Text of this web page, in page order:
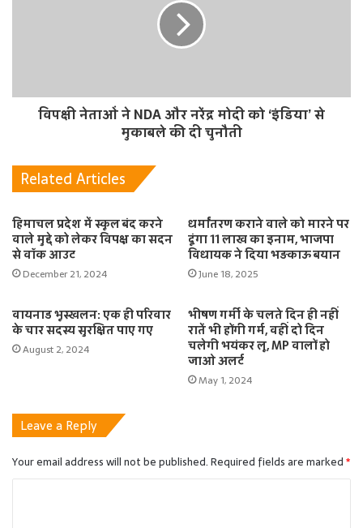
विपक्षी नेताओं ने NDA और नरेंद्र मोदी को ‘इंडिया’ से
मुकाबले की दी चुनौती
Related Articles
हिमाचल प्रदेश में स्कूल बंद करने
वाले मुद्दे को लेकर विपक्ष का सदन
से वॉक आउट
December 21, 2024
धर्मांतरण कराने वाले को मारने पर
दूंगा 11 लाख का इनाम, भाजपा
विधायक ने दिया भड़काऊ बयान
June 18, 2025
वायनाड भूस्खलन: एक ही परिवार
के चार सदस्य सुरक्षित पाए गए
August 2, 2024
भीषण गर्मी के चलते दिन ही नहीं
रातें भी होंगी गर्म, वहीं दो दिन
चलेगी भयंकर लू, MP वालों हो
जाओ अलर्ट
May 1, 2024
Leave a Reply
Your email address will not be published.Required fields are marked*